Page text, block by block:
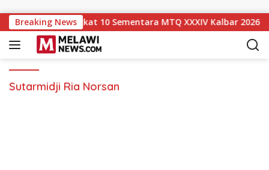
Breaking News
Naik ke Peringkat 10 Sementara MTQ XXXIV Kalbar 2026,
Sutarmidji Ria Norsan